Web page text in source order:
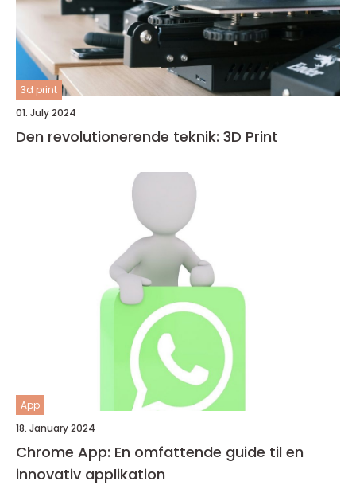
3d print
01. July 2024
Den revolutionerende teknik: 3D Print
App
18. January 2024
Chrome App: En omfattende guide til en
innovativ applikation